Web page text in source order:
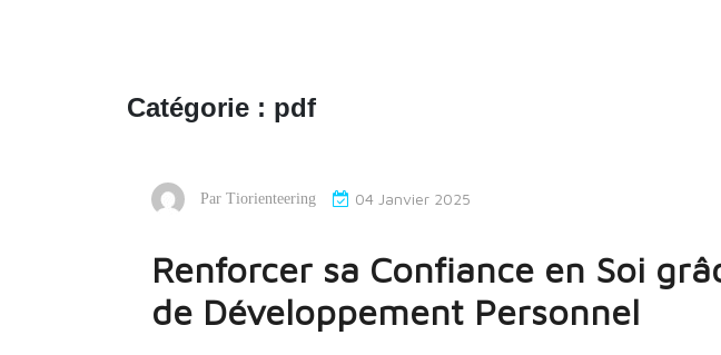
Catégorie : pdf
Par Tiorienteering 04 Janvier 2025
Renforcer sa Confiance en Soi
de Développement Personnel